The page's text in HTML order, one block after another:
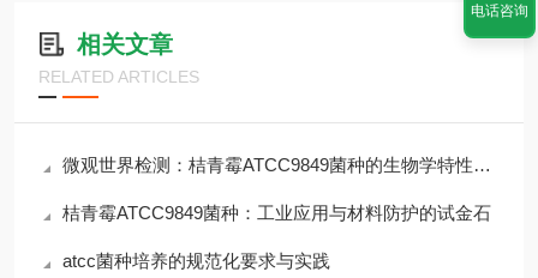
相关文章
RELATED ARTICLES
微观世界检测：桔青霉ATCC9849菌种的生物学特性与风险
桔青霉ATCC9849菌种：工业应用与材料防护的试金石
atcc菌种培养的规范化要求与实践
电话咨询